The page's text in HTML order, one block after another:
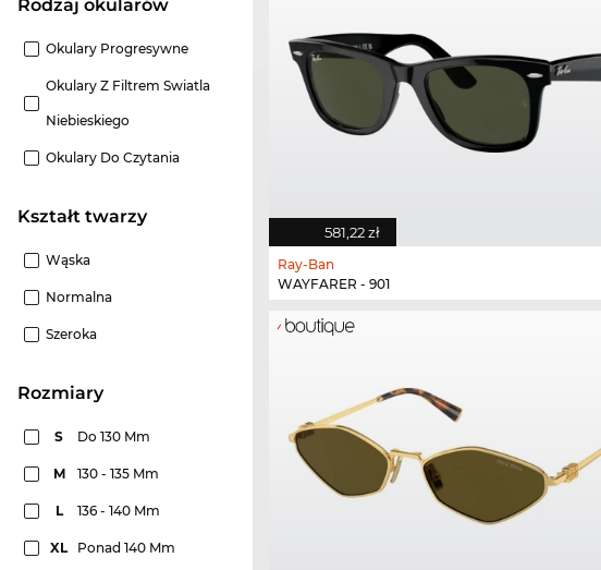
Rodzaj okularów
Okulary Progresywne
Okulary Z Filtrem Swiatla
Niebieskiego
Okulary Do Czytania
Kształt twarzy
Wąska
Normalna
Szeroka
rozmiary
S Do 130 Mm
M 130 - 135 Mm
L 136 - 140 Mm
XL Ponad 140 Mm
581,22 zł
Ray-Ban
WAYFARER - 901